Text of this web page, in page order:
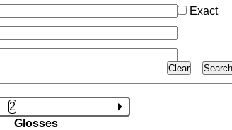
Exact
Search
Clear
2
Glosses